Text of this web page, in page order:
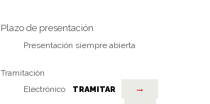
Plazo de presentación
Presentación siempre abierta
Tramitación
Electrónico
TRAMITAR →